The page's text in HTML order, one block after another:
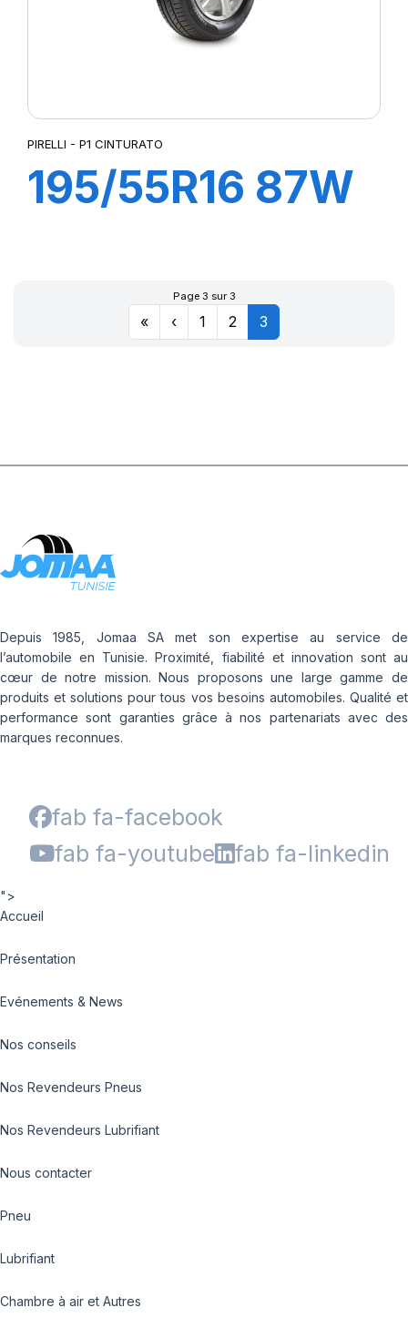
PIRELLI - P1 CINTURATO
195/55R16 87W
CINTURATO (*)
Page 3 sur 3
« ‹ 1 2 3
Depuis 1985, Jomaa SA met son expertise au service de
l’automobile en Tunisie. Proximité, fiabilité et innovation sont au
cœur de notre mission. Nous proposons une large gamme de
produits et solutions pour tous vos besoins automobiles. Qualité et
performance sont garanties grâce à nos partenariats avec des
marques reconnues.
fab fa-facebook
fab fa-youtube
fab fa-linkedin
">
Accueil
Présentation
Evénements & News
Nos conseils
Nos Revendeurs Pneus
Nos Revendeurs Lubrifiant
Nous contacter
Pneu
Lubrifiant
Chambre à air et Autres